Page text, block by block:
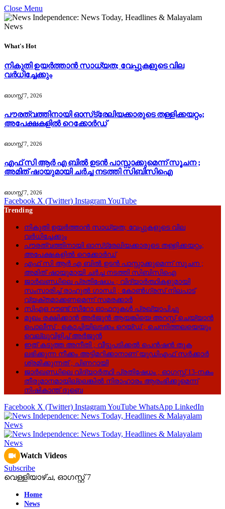
Close Menu
What's Hot
നികുതി ഉയർത്താൻ സാധ്യത; വേപ്പുകളുടെ വില
വർധിച്ചേക്കും
ഓഗസ്റ്റ്‌ 7, 2026
പൗരത്വത്തിനായി ഓസ്‌ട്രേലിയക്കാരുടെ തള്ളിക്കയറ്റം;
അപേക്ഷകളിൽ റെക്കോർഡ്
ഓഗസ്റ്റ്‌ 7, 2026
എഫ് സി ആർ എ ബിൽ ഉടൻ പാസ്സാക്കുമെന്ന് സൂചന ;
അമിത് ഷായുമായി ചർച്ച നടത്തി സിബിസിഐ
ഓഗസ്റ്റ്‌ 7, 2026
Facebook X (Twitter) InstagramYouTube
Trending
നികുതി ഉയർത്താൻ സാധ്യത; വേപ്പുകളുടെ വില
വർധിച്ചേക്കും
പൗരത്വത്തിനായി ഓസ്‌ട്രേലിയക്കാരുടെ തള്ളിക്കയറ്റം;
അപേക്ഷകളിൽ റെക്കോർഡ്
എഫ് സി ആർ എ ബിൽ ഉടൻ പാസ്സാക്കുമെന്ന് സൂചന ;
അമിത് ഷായുമായി ചർച്ച നടത്തി സിബിസിഐ
ജാർഖണ്ഡിലെ പ്രതിഷേധം ; വിദ്യാർത്ഥികളുമായി
സംസാരിച്ച് രാഹുൽ ഗാന്ധി ; കോൺഗ്രസ് നിലപാട്
വ്യക്തമാക്കണമെന്ന് സമരക്കാർ
സിഎഒ റൗണ്ട് സീറോ ഓഫറുകൾ പ്രഖ്യാപിച്ചു
മുഖം രക്ഷിക്കാൻ അർജുൻ ആയങ്കിയെ അറസ്റ്റ് ചെയ്യാൻ
പൊലീസ് : കൊച്ചിയിലടക്കം റെയ്ഡ് ; ചെന്നിത്തലയെയും
വെല്ലുവിളിച്ച് അർജുൻ
ഇത് കടുത്ത അനീതി ; വീട്ടുപടിക്കൽ പെൻഷൻ തുക
ലഭിക്കുന്ന നീക്കം അട്ടിമറിക്കാനാണ് യുഡിഎഫ് സർക്കാർ
ശ്രമിക്കുന്നത് ; പിണറായി
ജാർഖണ്ഡിലെ വിദ്യാർത്ഥി പ്രതിഷേധം ; ഓഗസ്റ്റ് 13-നകം
തീരുമാനമായില്ലെങ്കിൽ നിരാഹാരം ആരംഭിക്കുമെന്ന്
നിഷികാന്ത് ദുബെ
Facebook X (Twitter) InstagramYouTube WhatsApp LinkedIn
Watch Videos
Subscribe
വെള്ളിയാഴ്‌ച, ഓഗസ്റ്റ്‌ 7
Home
News